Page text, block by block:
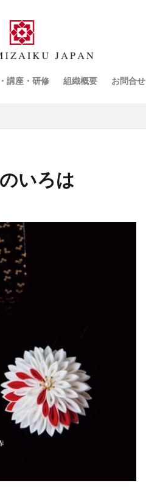
講座・研修 組織概要 お問合せ
いろは